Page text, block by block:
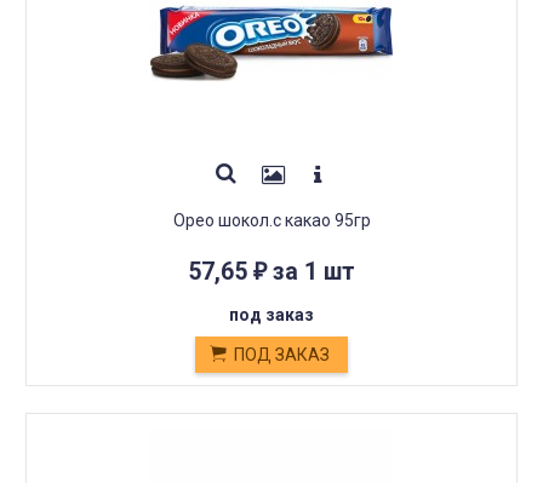
Орео шокол.с какао 95гр
57,65 ₽за 1 шт
под заказ
ПОД ЗАКАЗ